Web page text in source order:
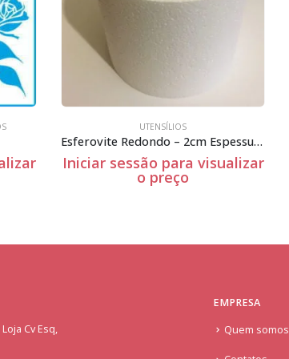
UTENSÍLIOS
Esferovite Redondo – 2cm Espessura
Iniciar sessão para visualizar
o preço
Cv Esq,
EMPRESA
Quem somos